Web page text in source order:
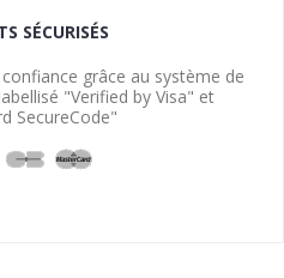
SÉCURISÉS
grâce au système de
"Verified by Visa" et
SecureCode"